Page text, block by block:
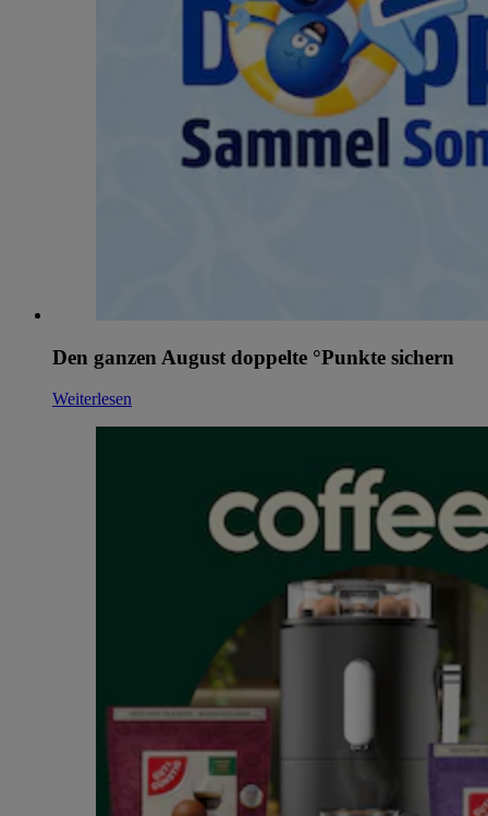
Den ganzen August doppelte °Punkte sichern
Weiterlesen